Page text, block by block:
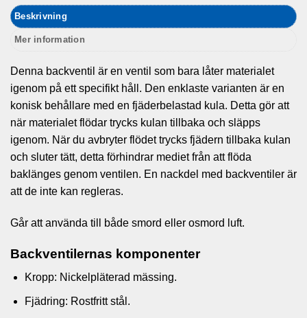
Beskrivning
Mer information
Denna backventil är en ventil som bara låter materialet
igenom på ett specifikt håll. Den enklaste varianten är en
konisk behållare med en fjäderbelastad kula. Detta gör att
när materialet flödar trycks kulan tillbaka och släpps
igenom. När du avbryter flödet trycks fjädern tillbaka kulan
och sluter tätt, detta förhindrar mediet från att flöda
baklänges genom ventilen. En nackdel med backventiler är
att de inte kan regleras.
Går att använda till både smord eller osmord luft.
Backventilernas komponenter
Kropp: Nickelpläterad mässing.
Fjädring: Rostfritt stål.